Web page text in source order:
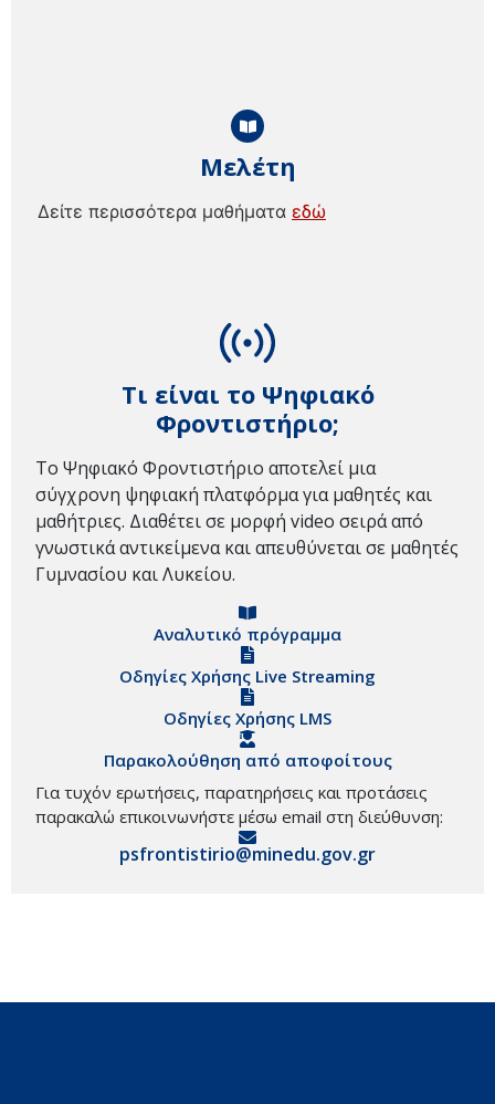
Τι είναι το Ψηφιακό
Φροντιστήριο;
Το Ψηφιακό Φροντιστήριο αποτελεί μια
σύγχρονη ψηφιακή πλατφόρμα για μαθητές και
μαθήτριες. Διαθέτει σε μορφή video σειρά από
γνωστικά αντικείμενα και απευθύνεται σε μαθητές
Γυμνασίου και Λυκείου.
Αναλυτικό πρόγραμμα
Οδηγίες Χρήσης Live Streaming
Οδηγίες Χρήσης LMS
Παρακολούθηση από αποφοίτους
Για τυχόν ερωτήσεις, παρατηρήσεις και προτάσεις
παρακαλώ επικοινωνήστε μέσω email στη διεύθυνση:
psfrontistirio@minedu.gov.gr
Μελέτη
Δείτε περισσότερα μαθήματα εδώ